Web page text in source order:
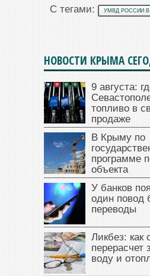
С тегами: УМВД РОССИИ
НОВОСТИ КРЫМА
9 августа:
топливо в
продаже
В Крыму по
программе
объекта
У банков
один повод
переводы
Ликбез: как
перерасчет
воду и